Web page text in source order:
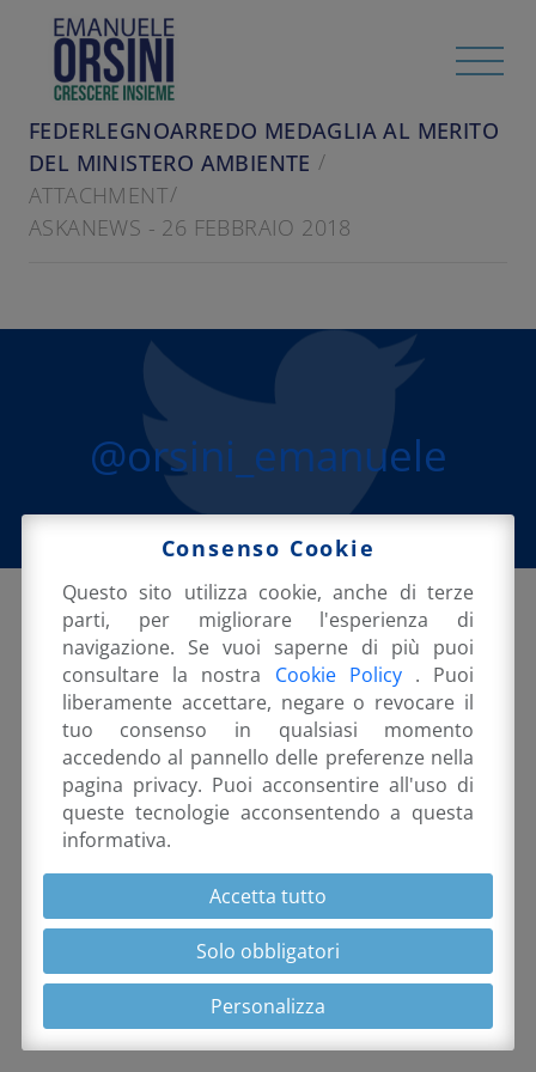
HOME/
RASSEGNA STAMPA
ASKANEWS - 26 FEBBRAIO 2018 - A
FEDERLEGNOARREDO MEDAGLIA AL MERITO
DEL MINISTERO AMBIENTE
ATTACHMENT
ASKANEWS - 26 FEBBRAIO 2018
@orsini_emanuele
© EMANUELE ORSINI 2026 |PRIVACY POLICY &
COOKIE
Consenso Cookie
Questo sito utilizza cookie, anche di terze
parti, per migliorare l'esperienza di
navigazione. Se vuoi saperne di più puoi
consultare la nostra Cookie Policy . Puoi
liberamente accettare, negare o revocare il
tuo consenso in qualsiasi momento
accedendo al pannello delle preferenze nella
pagina privacy. Puoi acconsentire all'uso di
queste tecnologie acconsentendo a questa
informativa.
Accetta tutto
Solo obbligatori
Personalizza